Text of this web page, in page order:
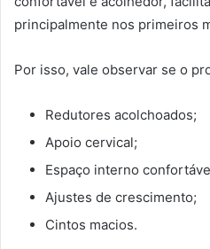
principalmente nos primeiros
Por isso, vale observar se o
Redutores acolchoados;
Apoio cervical;
Espaço interno
Ajustes de crescimento;
Cintos macios.